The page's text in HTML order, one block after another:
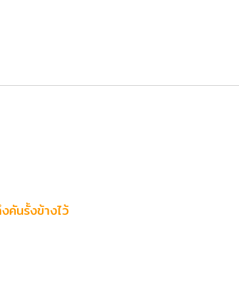
คันรั้งข้างไว้